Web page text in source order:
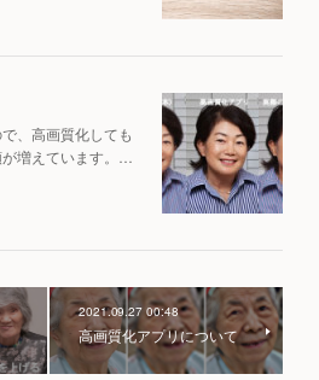
、高画質化しても
増えています。…
2021.09.27 00:48
高画質化アプリについて